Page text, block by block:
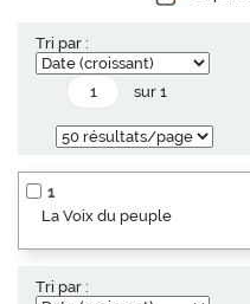
Tri par :
sur 1
1
La Voix du peuple
Tri par :